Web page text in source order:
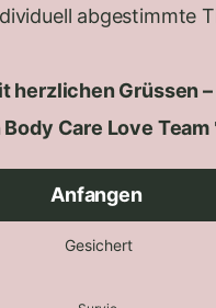
abgestimmte
herzlichen Grüssen –
Care Love Team
Anfangen
Gesichert